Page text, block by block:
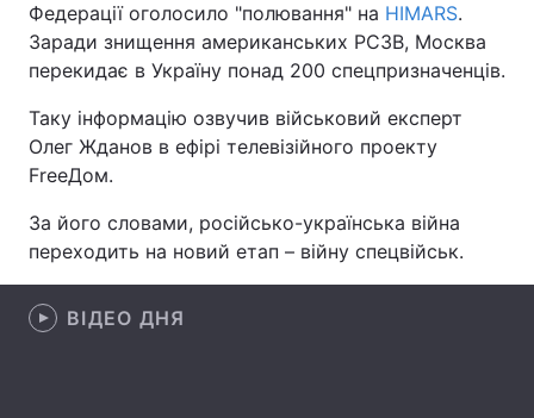
Спорт Наука
Техно і зв'язок Лайт
Зброя Інциденти
Здоров'я
Цікавинки Погода
Екологія Регіони
Лонгріди
Федерації оголосило "полювання" на HIMARS.
Заради знищення американських РСЗВ, Москва
перекидає в Україну понад 200 спецпризначенців.
Таку інформацію озвучив військовий експерт
Олег Жданов в ефірі телевізійного проекту
FreeДом.
За його словами, російсько-українська війна
переходить на новий етап – війну спецвійськ.
ВІДЕО ДНЯ